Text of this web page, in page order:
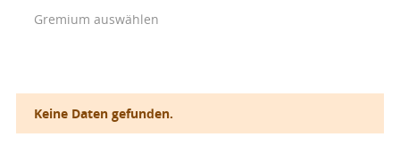
Gremium auswählen
Keine Daten gefunden.